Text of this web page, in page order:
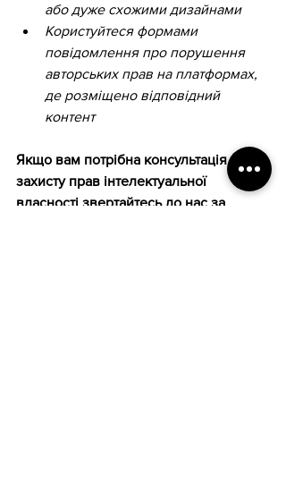
або дуже схожими дизайнами
Користуйтеся формами
повідомлення про порушення
авторських прав на платформах,
де розміщено відповідний
контент
Якщо вам потрібна консультація щодо
захисту прав інтелектуальної
власності звертайтесь до нас за